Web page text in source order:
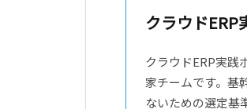
クラウドERP
クラウドERP実践
家チームです。基
ないための選定基